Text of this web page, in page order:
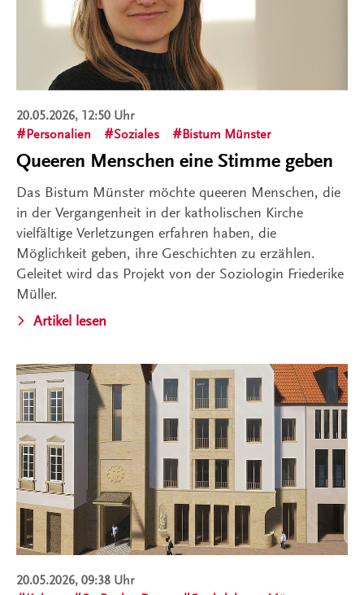
20.05.2026, 12:50 Uhr
Personalien
Soziales Bistum Münster
Queeren Menschen eine Stimme geben
Das Bistum Münster möchte queeren Menschen, die
in der Vergangenheit in der katholischen Kirche
vielfältige Verletzungen erfahren haben, die
Möglichkeit geben, ihre Geschichten zu erzählen.
Geleitet wird das Projekt von der Soziologin Friederike
Müller.
Artikel lesen
20.05.2026, 09:38 Uhr